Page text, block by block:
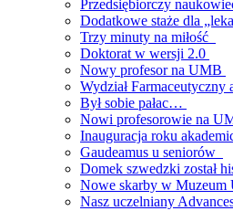
Przedsiębiorczy
Dodatkowe staże dla
Trzy minuty na miłość
Doktorat w wersji 2.0
Nowy profesor na UMB
Wydział Farmaceutyczny
Był sobie pałac…
Nowi profesorowie na
Inauguracja roku
Gaudeamus u seniorów
Domek szwedzki został
Nowe skarby w Muzeum
Nasz uczelniany